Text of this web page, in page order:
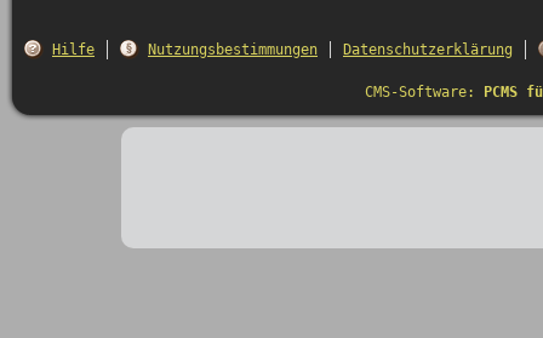
Hilfe Nutzungsbestimmungen Datenschutzerklärung
CMS-Software: PCMS